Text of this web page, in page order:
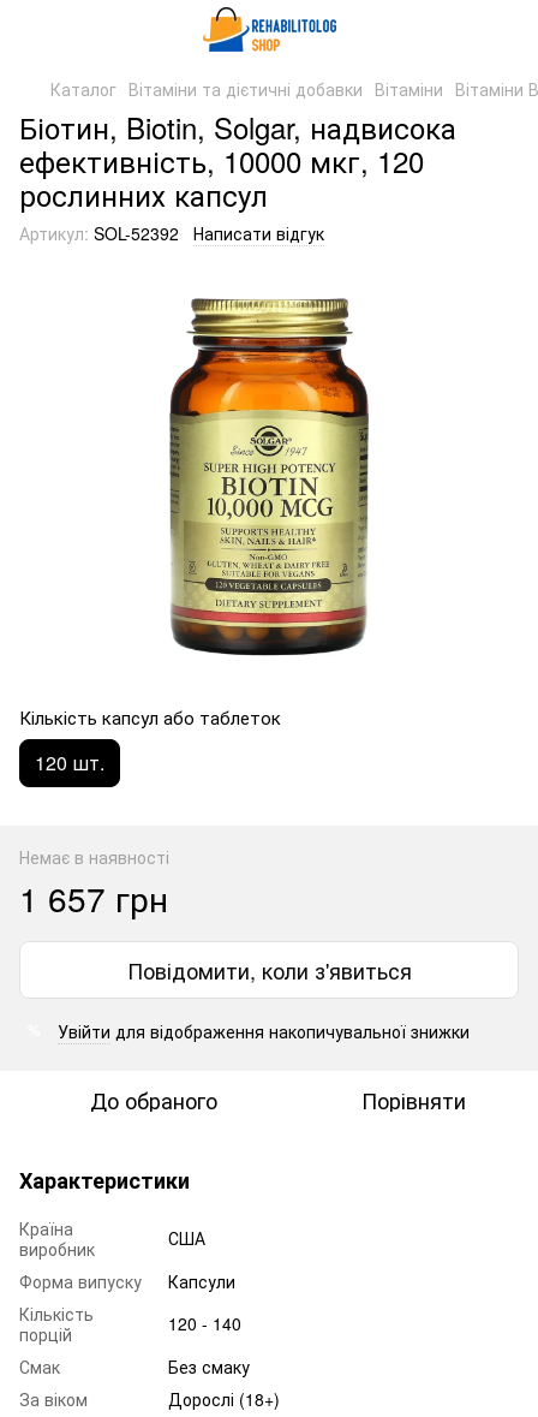
Каталог Вітаміни та дієтичні добавки Вітаміни Вітаміни В
Біотин, Biotin, Solgar, надвисока
ефективність, 10000 мкг, 120
рослинних капсул
Артикул: SOL-52392 Написати відгук
Кількість капсул або таблеток
120 шт.
Немає в наявності
1 657 грн
Повідомити, коли з'явиться
Увійти для відображення накопичувальної знижки
До обраного Порівняти
Характеристики
Країна
виробник
США
Форма випуску
Капсули
Кількість
порцій
120 - 140
Смак
Без смаку
За віком
Дорослі (18+)